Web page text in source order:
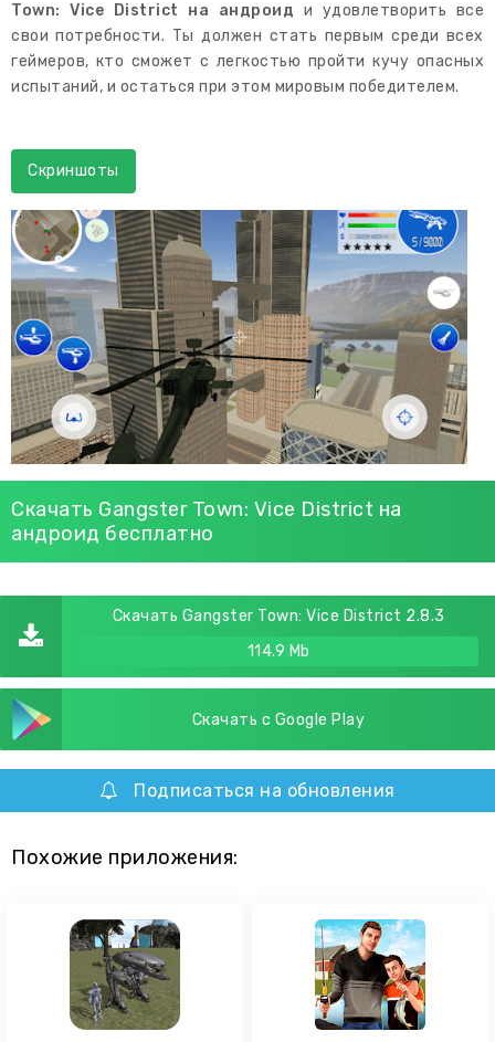
Town: Vice District на андроид и удовлетворить все
свои потребности. Ты должен стать первым среди всех
геймеров, кто сможет с легкостью пройти кучу опасных
испытаний, и остаться при этом мировым победителем.
Скриншоты
Скачать Gangster Town: Vice District на
андроид бесплатно
Скачать Gangster Town: Vice District 2.8.3
114.9 Mb
Скачать с Google Play
Подписаться на обновления
Похожие приложения: